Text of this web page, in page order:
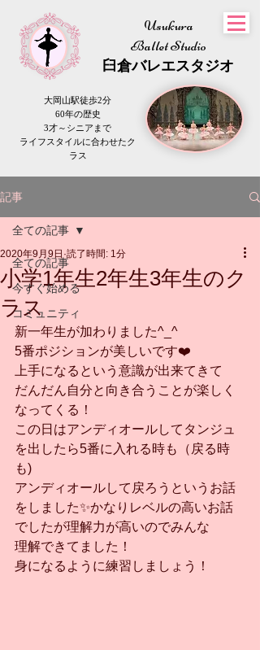
Usukura
Ballet Studio
​臼倉バレエスタジオ
大岡山駅徒歩2分
60年の歴史
3才～シニアまで
​ライフスタイルに合わせたク
ラス
記事
全ての記事
今すぐ始める
コミュニティ
全ての記事
小学1年生2年生3年生のク
ラス
2020年9月9日 読了時間: 1分
新一年生が加わりました^_^
5番ポジションが美しいです❤️
上手になるという意識が出来てきて
だんだん自分と向き合うことが楽しく
なってくる！
この日はアンディオールしてタンジュ
を出したら5番に入れる時も（戻る時
も)
アンディオールして戻ろうというお話
をしました✨かなりレベルの高いお話
でしたが理解力が高いのでみんな
理解できてました！
身になるように練習しましょう！